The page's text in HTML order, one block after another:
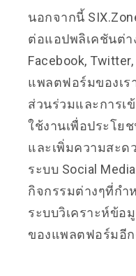
นอกจากนี้
ต่อแอปพลิเคชันต่า
Facebook,
แพลตฟอร์มของเร
ส่วนร่วมและการเ
ใช้งานเพื่อประโย
และเพิ่มความสะด
ระบบ Social
กิจกรรมต่างๆที่ก
ระบบวิเคราะห์ข้อ
ของแพลตฟอร์มอี